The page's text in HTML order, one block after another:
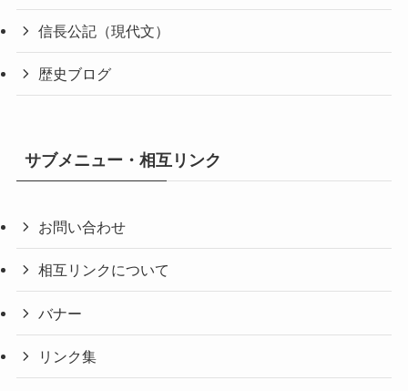
信長公記（現代文）
歴史ブログ
サブメニュー・相互リンク
お問い合わせ
相互リンクについて
バナー
リンク集